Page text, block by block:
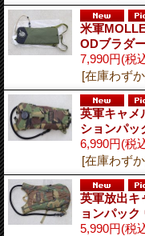
米軍
ODブラダ
7,990円(税
[在庫わず
英軍キャメ
ションパッ
6,990円(税
[在庫わず
英軍放出キ
ョンパック
5,990円(税